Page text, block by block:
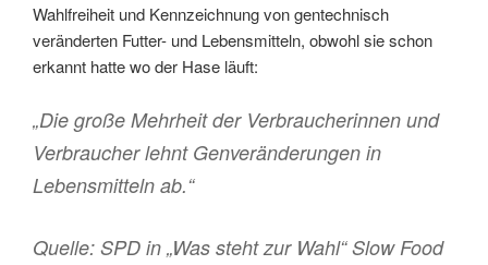
Wahlfreiheit und Kennzeichnung von gentechnisch
veränderten Futter- und Lebensmitteln, obwohl sie schon
erkannt hatte wo der Hase läuft:
„Die große Mehrheit der Verbraucherinnen und
Verbraucher lehnt Genveränderungen in
Lebensmitteln ab.“
Quelle: SPD in „Was steht zur Wahl“ Slow Food